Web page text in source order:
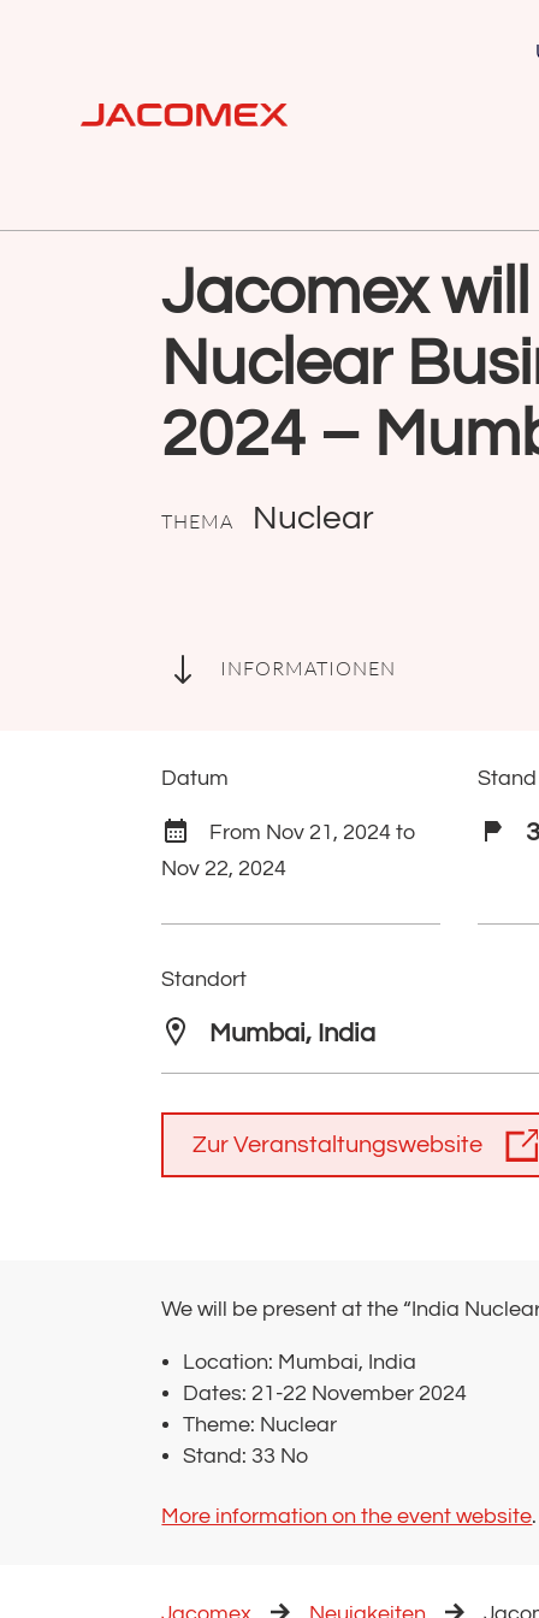
Jacomex
Nuclear
2024 –
THEMA Nuclear
" INFORMATIONEN
Datum
From Nov 21, 2024 to
Nov 22, 2024
Stand
Standort
Mumbai, India
Zur Veranstaltungswebsite
We will be present at the “India
Location: Mumbai, India
Dates: 21-22 November 2024
Theme: Nuclear
Stand: 33 No
More information on the event website.